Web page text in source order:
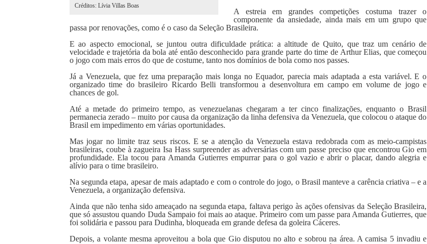
Créditos: Lívia Villas Boas
A estreia em grandes competições costuma trazer o
componente da ansiedade, ainda mais em um grupo que
passa por renovações, como é o caso da Seleção Brasileira.
E ao aspecto emocional, se juntou outra dificuldade prática: a altitude de Quito, que traz um cenário de
velocidade e trajetória da bola até então desconhecido para grande parte do time de Arthur Elias, que começou
o jogo com mais erros do que de costume, tanto nos domínios de bola como nos passes.
Já a Venezuela, que fez uma preparação mais longa no Equador, parecia mais adaptada a esta variável. E o
organizado time do brasileiro Ricardo Belli transformou a desenvoltura em campo em volume de jogo e
chances de gol.
Até a metade do primeiro tempo, as venezuelanas chegaram a ter cinco finalizações, enquanto o Brasil
permanecia zerado – muito por causa da organização da linha defensiva da Venezuela, que colocou o ataque do
Brasil em impedimento em várias oportunidades.
Mas jogar no limite traz seus riscos. E se a atenção da Venezuela estava redobrada com as meio-campistas
brasileiras, coube à zagueira Isa Hass surpreender as adversárias com um passe preciso que encontrou Gio em
profundidade. Ela tocou para Amanda Gutierres empurrar para o gol vazio e abrir o placar, dando alegria e
alívio para o time brasileiro.
Na segunda etapa, apesar de mais adaptado e com o controle do jogo, o Brasil manteve a carência criativa – e a
Venezuela, a organização defensiva.
Ainda que não tenha sido ameaçado na segunda etapa, faltava perigo às ações ofensivas da Seleção Brasileira,
que só assustou quando Duda Sampaio foi mais ao ataque. Primeiro com um passe para Amanda Gutierres, que
foi solidária e passou para Dudinha, bloqueada em grande defesa da goleira Cáceres.
Depois, a volante mesma aproveitou a bola que Gio disputou no alto e sobrou na área. A camisa 5 invadiu e